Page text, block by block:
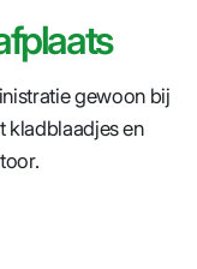
gewoon bij
kladblaadjes en